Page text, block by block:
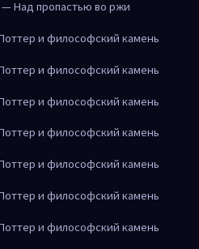
Над пропастью во ржи
и философский камень
и философский камень
и философский камень
и философский камень
и философский камень
и философский камень
и философский камень